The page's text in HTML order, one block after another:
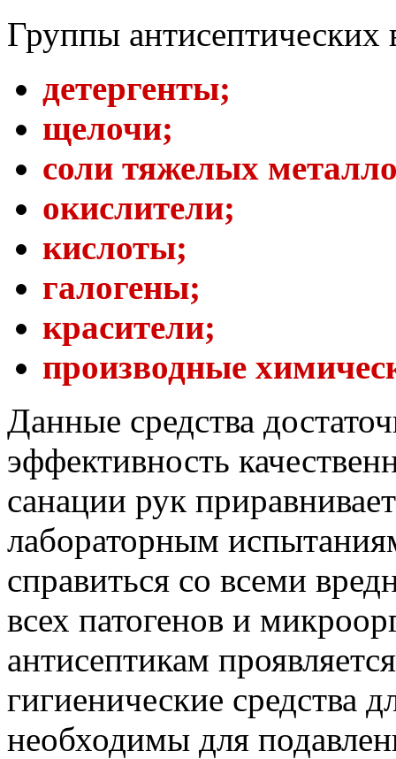
Группы антисептических
детергенты;
щелочи;
соли тяжелых
окислители;
кислоты;
галогены;
красители;
производные
Данные средства
эффективность
санации рук
лабораторным
справиться со всеми
всех патогенов и
антисептикам
гигиенические средства
необходимы для